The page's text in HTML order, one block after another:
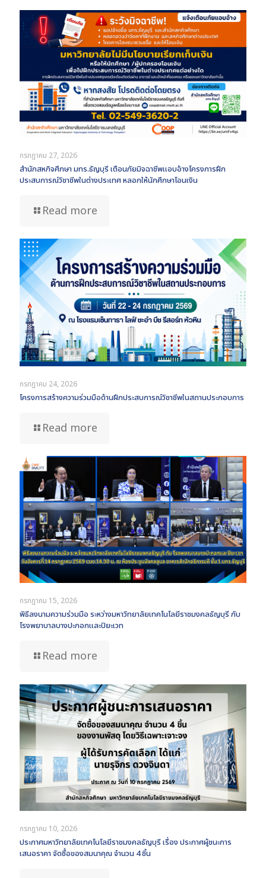
กรกฎาคม 27, 2026
สำนักสหกิจศึกษา มทร.ธัญบุรี เตือนภัยมิจฉาชีพแอบอ้างโครงการฝึก
ประสบการณ์วิชาชีพในต่างประเทศ หลอกให้นักศึกษาโอนเงิน
Read more
กรกฎาคม 24, 2026
โครงการสร้างความร่วมมือด้านฝึกประสบการณ์วิชาชีพในสถานประกอบการ
Read more
กรกฎาคม 15, 2026
พิธีลงนามความร่วมมือ ระหว่างมหาวิทยาลัยเทคโนโลยีราชมงคลธัญบุรี กับ
โรงพยาบาลบางปะกอกและปิยะเวท
Read more
กรกฎาคม 10, 2026
ประกาศมหาวิทยาลัยเทคโนโลยีราชมงคลธัญบุรี เรื่อง ประกาศผู้ชนะการ
เสนอราคา จัดซื้อของสมนาคุณ จำนวน 4 ชิ้น